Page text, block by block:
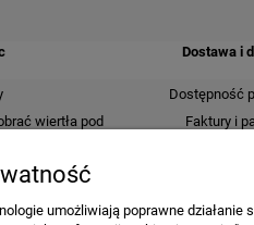
wiertła pod
Dostawa i
Dostępność
Faktury i
Dostawa i
umożliwiają poprawne